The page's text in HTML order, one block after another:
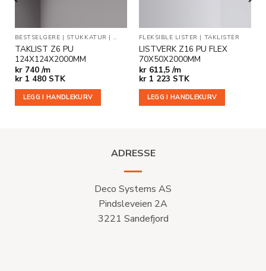
BESTSELGERE | STUKKATUR | TAKLISTER
TAKLIST Z6 PU
124X124X2000MM
kr740 /m
kr1 480 STK
LEGG I HANDLEKURV
FLEKSIBLE LISTER | TAKLISTER
LISTVERK Z16 PU FLEX
70X50X2000MM
kr611,5 /m
kr1 223 STK
LEGG I HANDLEKURV
ADRESSE
Deco Systems AS
Pindsleveien 2A
3221 Sandefjord